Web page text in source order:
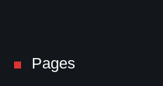
Pages